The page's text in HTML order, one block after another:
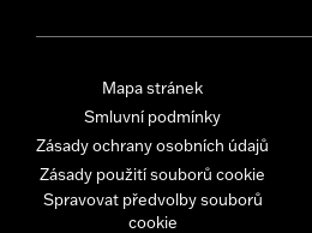
Mapa stránek
Smluvní podmínky
Zásady ochrany osobních údajů
Zásady použití souborů cookie
Spravovat předvolby souborů
cookie